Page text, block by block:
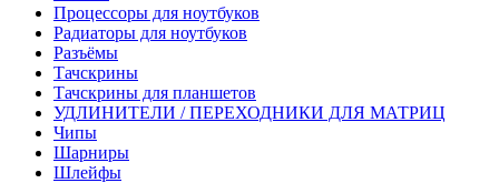
Процессоры для ноутбуков
Радиаторы для ноутбуков
Разъёмы
Тачскрины
Тачскрины для планшетов
УДЛИНИТЕЛИ / ПЕРЕХОДНИКИ ДЛЯ МАТРИЦ
Чипы
Шарниры
Шлейфы